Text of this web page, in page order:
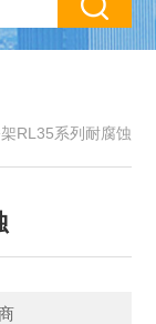
RL35系列耐腐蚀